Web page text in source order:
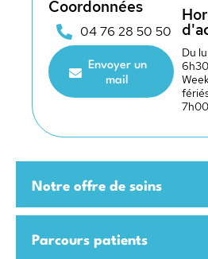
Coordonnées
04 76 28 50 50
Envoyer un
mail
Du
Notre offre de soins
Parcours patients